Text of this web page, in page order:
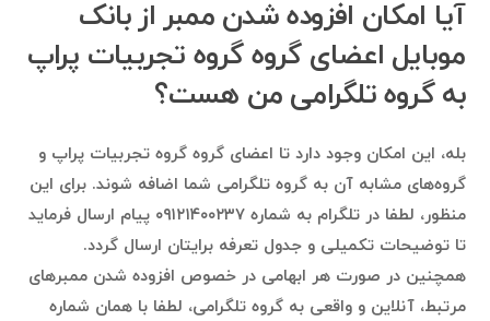
آیا امکان افزوده شدن ممبر از بانک
موبایل اعضای گروه گروه تجربیات پراپ
به گروه تلگرامی من هست؟
بله، این امکان وجود دارد تا اعضای گروه گروه تجربیات پراپ و
گروه‌های مشابه آن به گروه تلگرامی شما اضافه شوند. برای این
منظور، لطفا در تلگرام به شماره ۰۹۱۲۱۴۰۰۲۳۷ پیام ارسال فرماید
تا توضیحات تکمیلی و جدول تعرفه برایتان ارسال گردد.
همچنین در صورت هر ابهامی در خصوص افزوده شدن ممبرهای
مرتبط، آنلاین و واقعی به گروه تلگرامی، لطفا با همان شماره